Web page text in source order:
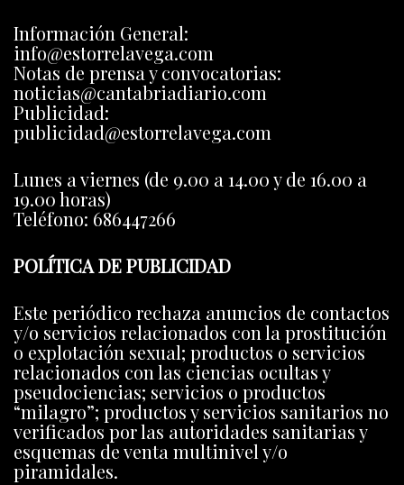
Información General:
info@estorrelavega.com
Notas de prensa y convocatorias:
noticias@cantabriadiario.com
Publicidad:
publicidad@estorrelavega.com
Lunes a viernes (de 9.00 a 14.00 y de 16.00 a
19.00 horas)
Teléfono: 686447266
POLÍTICA DE PUBLICIDAD
Este periódico rechaza anuncios de contactos
y/o servicios relacionados con la prostitución
o explotación sexual; productos o servicios
relacionados con las ciencias ocultas y
pseudociencias; servicios o productos
“milagro”; productos y servicios sanitarios no
verificados por las autoridades sanitarias y
esquemas de venta multinivel y/o
piramidales.